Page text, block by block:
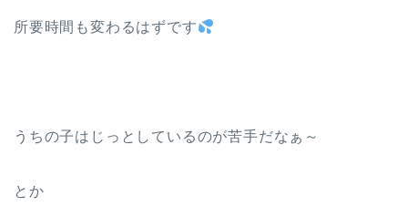
所要時間も変わるはずです
うちの子はじっとしているのが苦手だなぁ～
とか